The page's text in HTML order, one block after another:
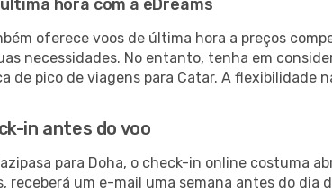
hora com a eDreams
oferece voos de última hora a preços
necessidades. No entanto, tenha em
de pico de viagens para Catar. A flexibilidade
in antes do voo
para Doha, o check-in online costuma
receberá um e-mail uma semana antes do